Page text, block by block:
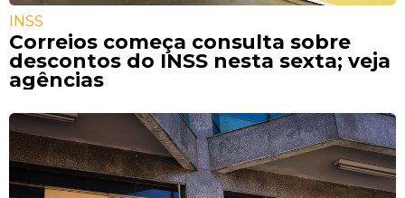
INSS
Correios começa consulta sobre
descontos do INSS nesta sexta; veja
agências